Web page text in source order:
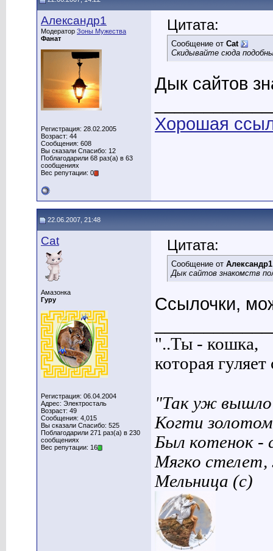
Александр1
Модератор Зоны Мужества
Фанат
Регистрация: 28.02.2005
Возраст: 44
Сообщения: 608
Вы сказали Спасибо: 12
Поблагодарили 68 раз(а) в 63
сообщениях
Вес репутации: 0
Цитата:
Сообщение от Cat
Скидывайте сюда
Дык сайтов
Хорошая
22.06.2007, 21:48
Cat
Амазонка
Гуру
Регистрация: 06.04.2004
Адрес: Электросталь
Возраст: 49
Сообщения: 4,015
Вы сказали Спасибо: 525
Поблагодарили 271 раз(а) в 230
сообщениях
Вес репутации: 16
Цитата:
Сообщение от Александр1
Дык сайтов знакомств
Ссылочки,
"..Ты - кошка,
которая
"Так уж вышло
Когти
Был котенок -
Мягко
Мельница (с)